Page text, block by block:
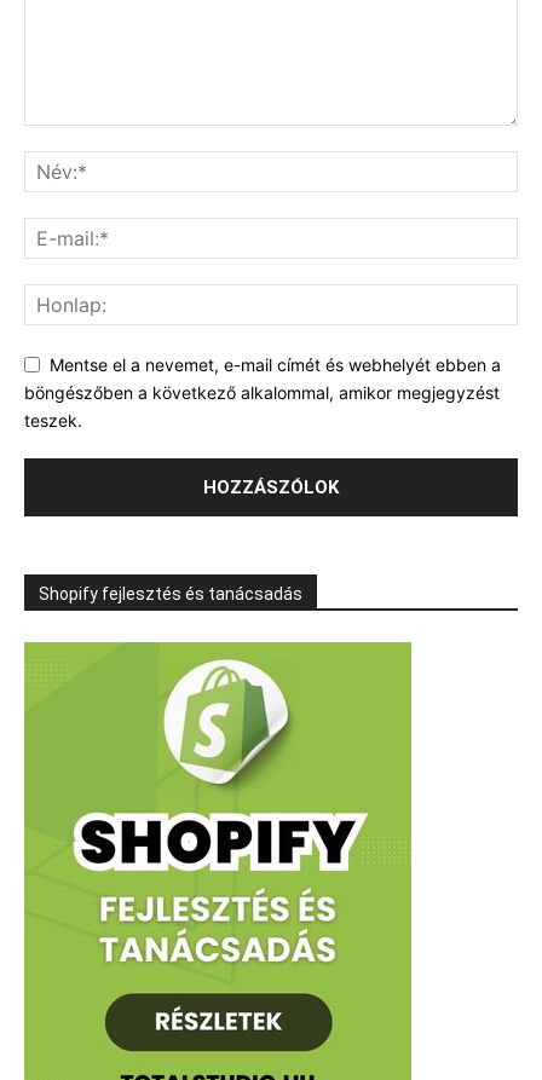
Mentse el a nevemet, e-mail címét és webhelyét ebben a
böngészőben a következő alkalommal, amikor megjegyzést
teszek.
Shopify fejlesztés és tanácsadás